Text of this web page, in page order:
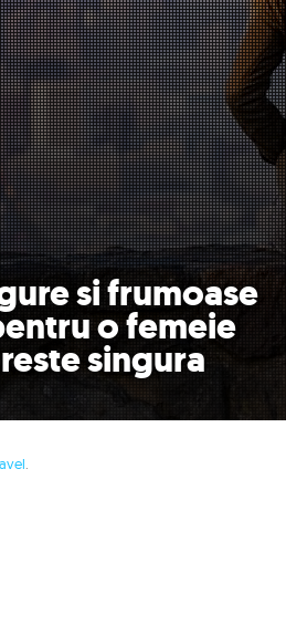
si frumoase
o femeie
singura